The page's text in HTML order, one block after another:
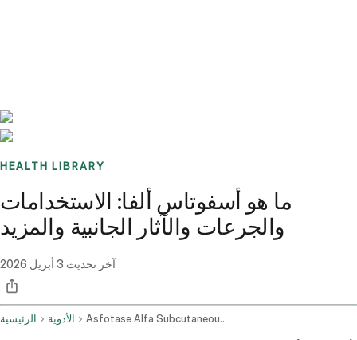
HEALTH LIBRARY
ما هو أسفوتاس ألفا: الاستخدامات
والجرعات والآثار الجانبية والمزيد
آخر تحديث 3 أبريل 2026
الرئيسية الأدوية Asfotase Alfa Subcutaneous Route